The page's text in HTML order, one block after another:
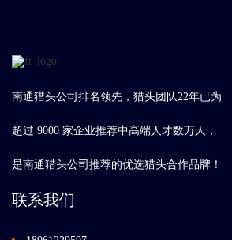
南通猎头公司排名领先，猎头团队22年已为
超过 9000 家企业推荐中高端人才数万人，
是南通猎头公司推荐的优选猎头合作品牌！
联系我们